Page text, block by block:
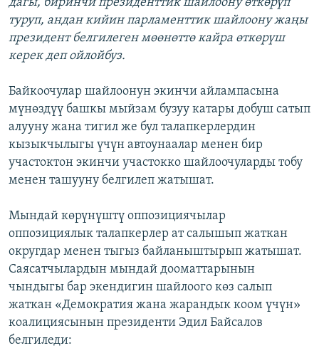
туруп, андан кийин парламенттик шайлоону жаңы
президент белгилеген мөөнөттө кайра өткөрүш
керек деп ойлойбуз.
Байкоочулар шайлоонун экинчи айлампасына
мүнөздүү башкы мыйзам бузуу катары добуш сатып
алууну жана тигил же бул талапкерлердин
кызыкчылыгы үчүн автоунаалар менен бир
участоктон экинчи участокко шайлоочуларды тобу
менен ташууну белгилеп жатышат.
Мындай көрүнүштү оппозициячылар
оппозициялык талапкерлер ат салышып жаткан
округдар менен тыгыз байланыштырып жатышат.
Саясатчылардын мындай дооматтарынын
чындыгы бар экендигин шайлоого көз салып
жаткан «Демократия жана жарандык коом үчүн»
коалициясынын президенти Эдил Байсалов
белгиледи: